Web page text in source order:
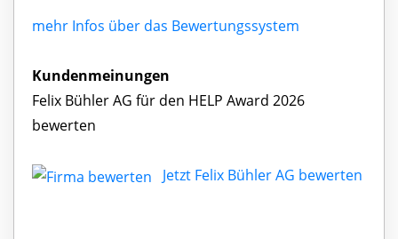
mehr Infos über das Bewertungssystem
Kundenmeinungen
Felix Bühler AG für den HELP Award 2026
bewerten
Jetzt Felix Bühler AG bewerten